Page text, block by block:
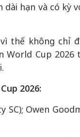
dài hạn và có
thế không chỉ
Cup
2026:
Owen